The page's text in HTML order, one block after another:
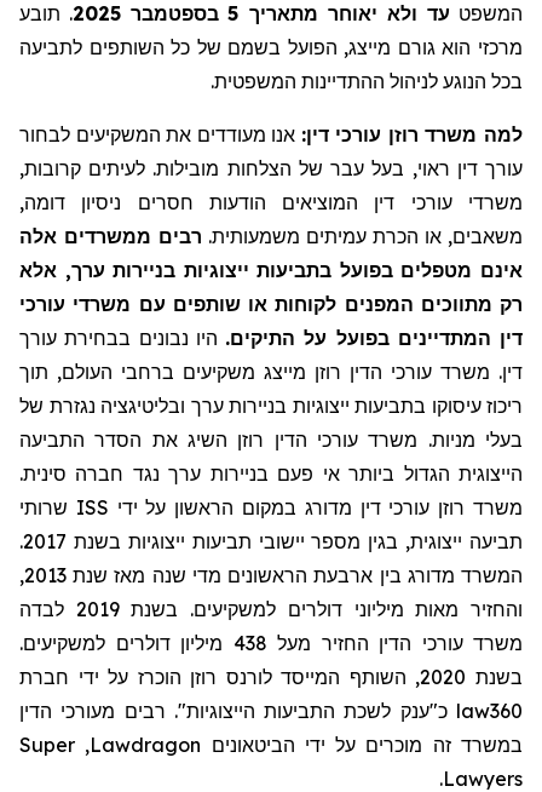
המשפט עד ולא יאוחר מתאריך 5 בספטמבר 2025 . תובע
מרכזי הוא גורם מייצג, הפועל בשמם של כל השותפים לתביעה
בכל הנוגע לניהול ההתדיינות המשפטית.
למה משרד רוזן עורכי דין: אנו מעודדים את המשקיעים לבחור
עורך דין ראוי, בעל עבר של הצלחות מובילות. לעיתים קרובות,
משרדי עורכי דין המוציאים הודעות חסרים ניסיון דומה,
משאבים, או הכרת עמיתים משמעותית. רבים ממשרדים אלה
אינם מטפלים בפועל בתביעות ייצוגיות בניירות ערך, אלא
רק מתווכים המפנים לקוחות או שותפים עם משרדי עורכי
דין המתדיינים בפועל על התיקים. היו נבונים בבחירת עורך
דין. משרד עורכי הדין רוזן מייצג משקיעים ברחבי העולם, תוך
ריכוז עיסוקו בתביעות ייצוגיות בניירות ערך ובליטיגציה נגזרת של
בעלי מניות. משרד עורכי הדין רוזן השיג את הסדר התביעה
הייצוגית הגדול ביותר אי פעם בניירות ערך נגד חברה סינית.
משרד רוזן עורכי דין מדורג במקום הראשון על ידי ISS שרותי
תביעה ייצוגית, בגין מספר יישובי תביעות ייצוגיות בשנת 2017.
המשרד מדורג בין ארבעת הראשונים מדי שנה מאז שנת 2013,
והחזיר מאות מיליוני דולרים למשקיעים. בשנת 2019 לבדה
משרד עורכי הדין החזיר מעל
438 מיליון דולרים למשקיעים.
בשנת 2020, השותף המייסד לורנס רוזן הוכרז על ידי חברת
law360 כ"ענק לשכת התביעות הייצוגיות". רבים מעורכי הדין
במשרד זה מוכרים על ידי הביטאונים Lawdragon
,
Super
Lawyers
.